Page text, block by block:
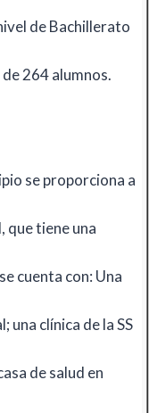
de Bachillerato
264 alumnos.
se proporciona a
que tiene una
cuenta con: Una
una clínica de la SS
de salud en